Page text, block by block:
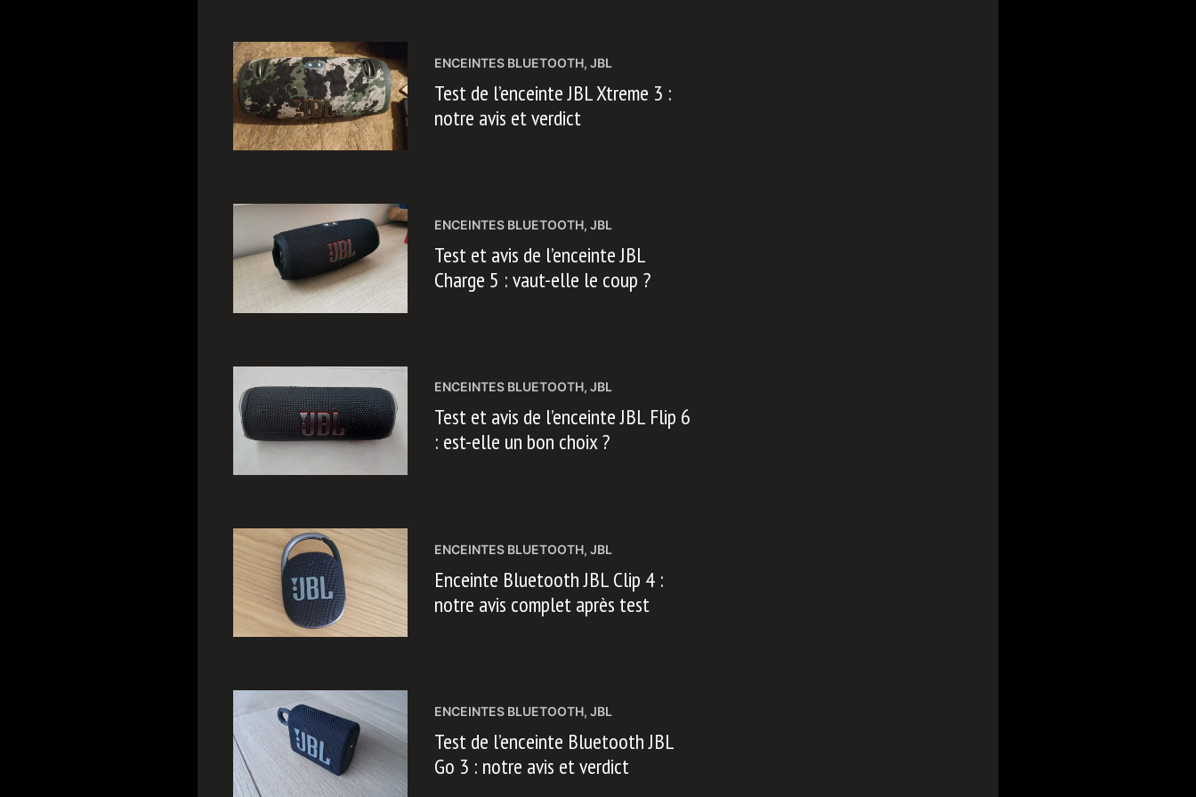
ENCEINTES BLUETOOTH, JBL
Test de l’enceinte JBL Xtreme 3 :
notre avis et verdict
ENCEINTES BLUETOOTH, JBL
Test et avis de l’enceinte JBL
Charge 5 : vaut-elle le coup ?
ENCEINTES BLUETOOTH, JBL
Test et avis de l’enceinte JBL Flip 6
: est-elle un bon choix ?
ENCEINTES BLUETOOTH, JBL
Enceinte Bluetooth JBL Clip 4 :
notre avis complet après test
ENCEINTES BLUETOOTH, JBL
Test de l’enceinte Bluetooth JBL
Go 3 : notre avis et verdict